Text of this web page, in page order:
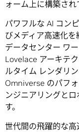
ォーム上に構築され
パワフルな AI コン
びメディア高速化
データセンター ワ
Lovelace アーキテ
ルタイム レンダリ
Omniverse のパフ
ンジニアリングと
す。
世代間の飛躍的な